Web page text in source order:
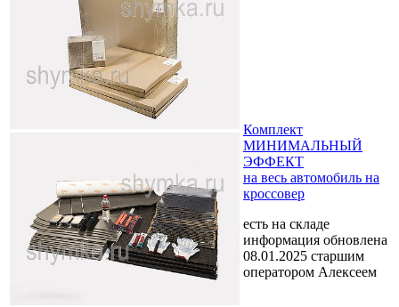
Комплект
МИНИМАЛЬНЫЙ
ЭФФЕКТ
на весь автомобиль на
кроссовер
есть на складе
информация обновлена
08.01.2025 старшим
оператором Алексеем